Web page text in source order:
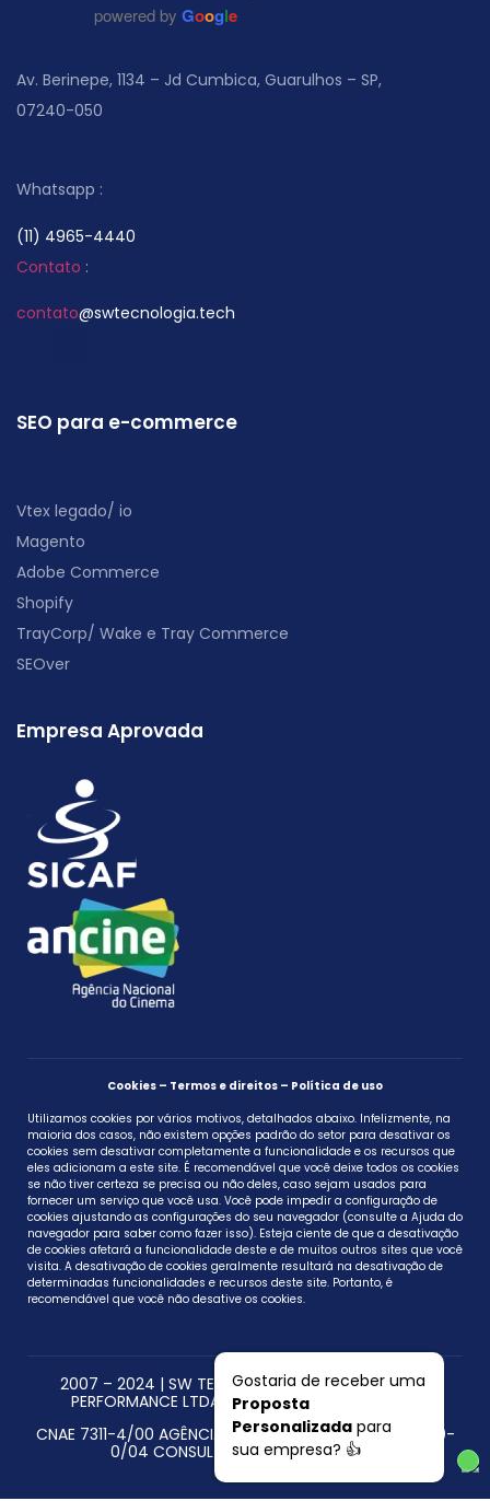
powered by Google
Av. Berinepe, 1134 – Jd Cumbica, Guarulhos – SP,
07240-050
Whatsapp :
(11) 4965-4440
Contato :
contato@swtecnologia.tech
SEO para e-commerce
Vtex legado/ io
Magento
Adobe Commerce
Shopify
TrayCorp/ Wake e Tray Commerce
SEOver
Empresa Aprovada
Cookies – Termos e direitos – Política de uso
Utilizamos cookies por vários motivos, detalhados abaixo. Infelizmente, na
maioria dos casos, não existem opções padrão do setor para desativar os
cookies sem desativar completamente a funcionalidade e os recursos que
eles adicionam a este site. É recomendável que você deixe todos os cookies
se não tiver certeza se precisa ou não deles, caso sejam usados ​​para
fornecer um serviço que você usa. Você pode impedir a configuração de
cookies ajustando as configurações do seu navegador (consulte a Ajuda do
navegador para saber como fazer isso). Esteja ciente de que a desativação
de cookies afetará a funcionalidade deste e de muitos outros sites que você
visita. A desativação de cookies geralmente resultará na desativação de
determinadas funcionalidades e recursos deste site. Portanto, é
recomendável que você não desative os cookies.
2007 – 2024 | SW TECNOLOGIA EM MARKETING DE
PERFORMANCE LTDA CNPJ 27.697.592/0001-07
CNAE 7311-4/00 AGÊNCIAS DE PUBLICIDADE – CNAE 7319-
0/04 CONSULTORIA EM PUBLICIDADE
Gostaria de receber uma
Proposta
Personalizada para
sua empresa? 👍